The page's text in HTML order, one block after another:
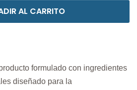
AL CARRITO
formulado con ingredientes
diseñado para la